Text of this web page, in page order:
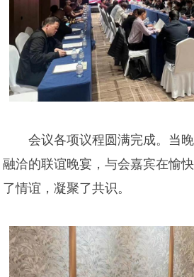
会议各项议程圆满完成。当
融洽的联谊晚宴，与会嘉宾在愉
了情谊，凝聚了共识。